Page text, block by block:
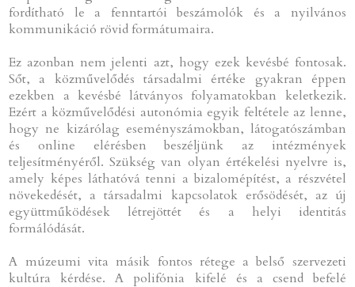
fordítható le a fenntartói beszámolók és a nyilvános
kommunikáció rövid formátumaira.
Ez azonban nem jelenti azt, hogy ezek kevésbé fontosak.
Sőt, a közművelődés társadalmi értéke gyakran éppen
ezekben a kevésbé látványos folyamatokban keletkezik.
Ezért a közművelődési autonómia egyik feltétele az lenne,
hogy ne kizárólag eseményszámokban, látogatószámban
és online elérésben beszéljünk az intézmények
teljesítményéről. Szükség van olyan értékelési nyelvre is,
amely képes láthatóvá tenni a bizalomépítést, a részvétel
növekedését, a társadalmi kapcsolatok erősödését, az új
együttműködések létrejöttét és a helyi identitás
formálódását.
A múzeumi vita másik fontos rétege a belső szervezeti
kultúra kérdése. A polifónia kifelé és a csend befelé